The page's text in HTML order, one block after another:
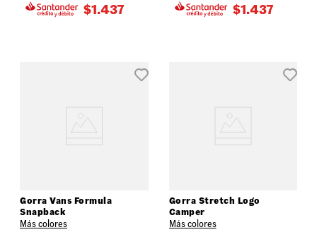
$1.437 $1.437
Gorra Vans Formula
Snapback
Más colores
Gorra Stretch Logo
Camper
Más colores